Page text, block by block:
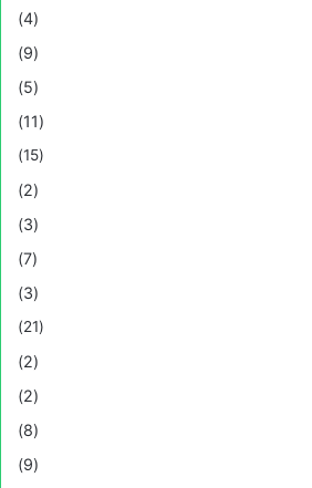
(4)
(9)
(5)
(11)
(15)
(2)
(3)
(7)
(3)
(21)
(2)
(2)
(8)
(9)